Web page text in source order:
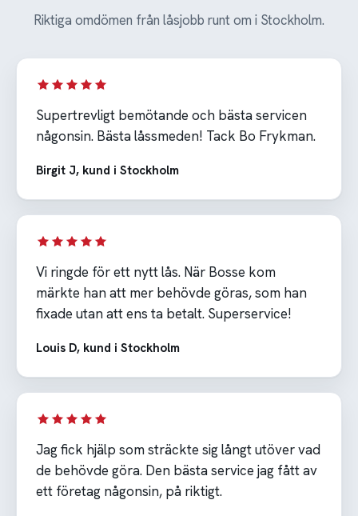
Riktiga omdömen från låsjobb runt om i Stockholm.
Supertrevligt bemötande och bästa servicen
någonsin. Bästa låssmeden! Tack Bo Frykman.
Birgit J, kund i Stockholm
Vi ringde för ett nytt lås. När Bosse kom
märkte han att mer behövde göras, som han
fixade utan att ens ta betalt. Superservice!
Louis D, kund i Stockholm
Jag fick hjälp som sträckte sig långt utöver vad
de behövde göra. Den bästa service jag fått av
ett företag någonsin, på riktigt.